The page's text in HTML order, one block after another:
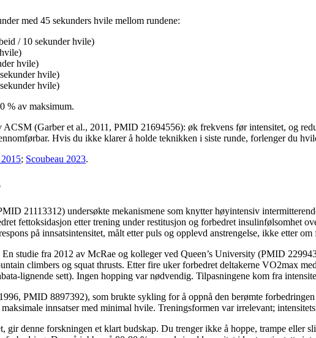
med 45 sekunders hvile mellom rundene:
/ 10 sekunder hvile)
hvile)
hvile)
hvile)
% av maksimum.
ACSM (Garber et al., 2011, PMID 21694556): øk frekvens før intensitet, og
Hvis du ikke klarer å holde teknikken i siste runde, forlenger du
; Scoubeau 2023.
21113312) undersøkte mekanismene som knytter høyintensiv
fettoksidasjon etter trening under restitusjon og forbedret insulinfølsomhet
på innsatsintensitet, målt etter puls og opplevd anstrengelse, ikke etter
studie fra 2012 av McRae og kolleger ved Queen’s University (PMID
climbers og squat thrusts. Etter fire uker forbedret deltakerne VO2max
lignende sett). Ingen hopping var nødvendig. Tilpasningene kom fra
PMID 8897392), som brukte sykling for å oppnå den berømte
innsatser med minimal hvile. Treningsformen var irrelevant;
denne forskningen et klart budskap. Du trenger ikke å hoppe, trampe eller